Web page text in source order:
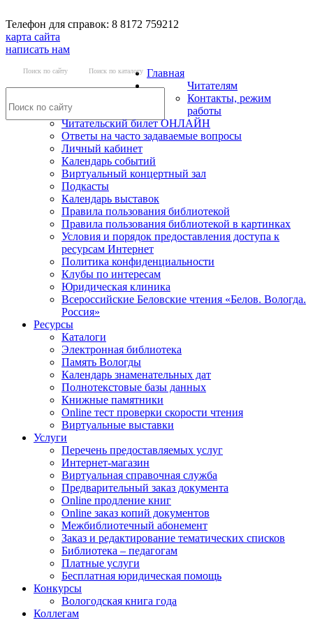
Телефон для справок: 8 8172 759212
карта сайта
написать нам
Поиск по сайту Поиск по каталогу Главная
Читателям
Контакты, режим
работы
Читательский билет ОНЛАЙН
Ответы на часто задаваемые вопросы
Личный кабинет
Календарь событий
Виртуальный концертный зал
Подкасты
Календарь выставок
Правила пользования библиотекой
Правила пользования библиотекой в картинках
Условия и порядок предоставления доступа к
ресурсам Интернет
Политика конфиденциальности
Клубы по интересам
Юридическая клиника
Всероссийские Беловские чтения «Белов. Вологда.
Россия»
Ресурсы
Каталоги
Электронная библиотека
Память Вологды
Календарь знаменательных дат
Полнотекстовые базы данных
Книжные памятники
Online тест проверки скорости чтения
Виртуальные выставки
Услуги
Перечень предоставляемых услуг
Интернет-магазин
Виртуальная справочная служба
Предварительный заказ документа
Online продление книг
Online заказ копий документов
Межбиблиотечный абонемент
Заказ и редактирование тематических списков
Библиотека – педагогам
Платные услуги
Бесплатная юридическая помощь
Конкурсы
Вологодская книга года
Коллегам